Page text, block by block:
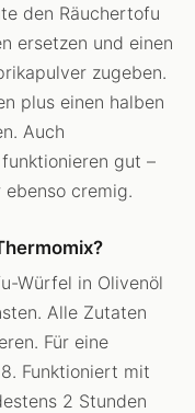
den Räuchertofu
ersetzen und einen
zugeben.
plus einen halben
Auch
gut –
cremig.
Würfel in Olivenöl
Alle Zutaten
Für eine
Funktioniert mit
2 Stunden